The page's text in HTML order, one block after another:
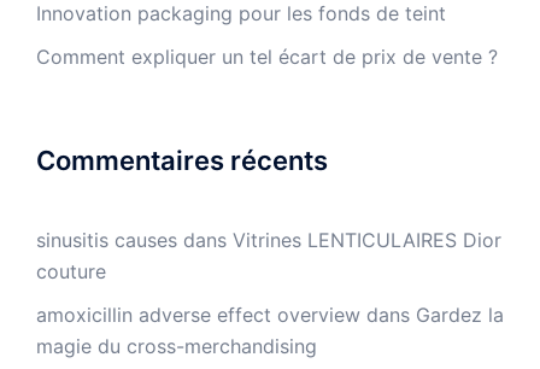
Innovation packaging pour les fonds de teint
Comment expliquer un tel écart de prix de vente ?
Commentaires récents
sinusitis causes dans Vitrines LENTICULAIRES Dior
couture
amoxicillin adverse effect overview dans Gardez la
magie du cross-merchandising